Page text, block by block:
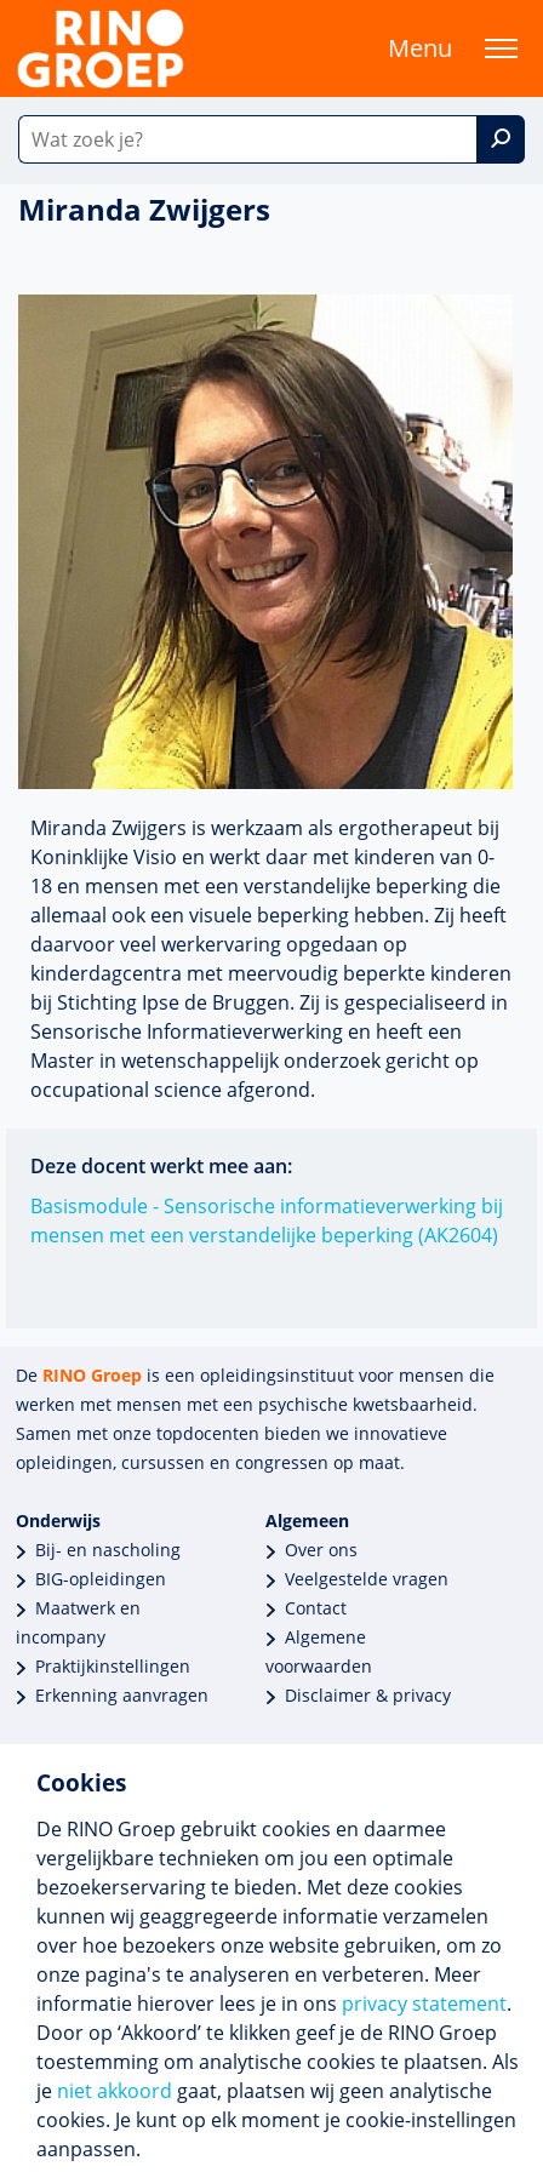
Cookies
De RINO Groep gebruikt cookies en daarmee
vergelijkbare technieken om jou een optimale
bezoekerservaring te bieden. Met deze cookies
kunnen wij geaggregeerde informatie verzamelen
over hoe bezoekers onze website gebruiken, om zo
onze pagina's te analyseren en verbeteren. Meer
informatie hierover lees je in ons privacy statement.
Door op ‘Akkoord’ te klikken geef je de RINO Groep
toestemming om analytische cookies te plaatsen. Als
je niet akkoord gaat, plaatsen wij geen analytische
cookies. Je kunt op elk moment je cookie-instellingen
aanpassen.
Menu
Miranda Zwijgers
Miranda Zwijgers is werkzaam als ergotherapeut bij
Koninklijke Visio en werkt daar met kinderen van 0-
18 en mensen met een verstandelijke beperking die
allemaal ook een visuele beperking hebben. Zij heeft
daarvoor veel werkervaring opgedaan op
kinderdagcentra met meervoudig beperkte kinderen
bij Stichting Ipse de Bruggen. Zij is gespecialiseerd in
Sensorische Informatieverwerking en heeft een
Master in wetenschappelijk onderzoek gericht op
occupational science afgerond.
Deze docent werkt mee aan:
Basismodule - Sensorische informatieverwerking bij
mensen met een verstandelijke beperking (AK2604)
De RINO Groep is een opleidings­insti­tuut voor mensen die
werken met mensen met een psychische kwets­baar­heid.
Samen met onze top­docenten bieden we innova­tieve
opleidingen, cursussen en congres­sen op maat.
Onderwijs
Bij- en nascholing
BIG-opleidingen
Maatwerk en
incompany
Praktijkinstellingen
Erkenning aanvragen
Algemeen
Over ons
Veelgestelde vragen
Contact
Algemene
voorwaarden
Disclaimer & privacy
Meer dan 250 opleidingen
Alle BIG-opleidingen in huis
Cedeo-erkend en CRKBO-geregistreerd
Gemiddelde beoordeling 8,4
Volg ons
Blijf op de hoogte van het (nieuwe) scholings­
aanbod en ons laatste nieuws.